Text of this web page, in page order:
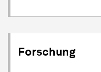
Forschung